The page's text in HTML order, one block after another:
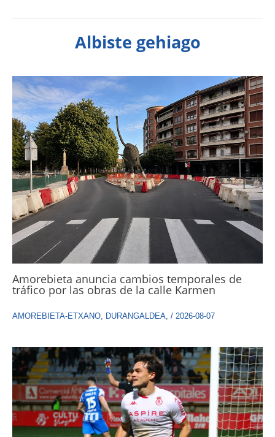
Albiste gehiago
Amorebieta anuncia cambios temporales de
tráfico por las obras de la calle Karmen
AMOREBIETA-ETXANO DURANGALDEA / 2026-08-07